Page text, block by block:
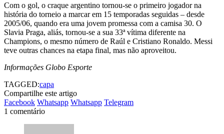
Com o gol, o craque argentino tornou-se o primeiro jogador na
história do torneio a marcar em 15 temporadas seguidas – desde
2005/06, quando era uma jovem promessa com a camisa 30. O
Slavia Praga, aliás, tornou-se a sua 33ª vítima diferente na
Champions, o mesmo número de Raúl e Cristiano Ronaldo. Messi
teve outras chances na etapa final, mas não aproveitou.
Informações Globo Esporte
TAGGED:capa
Compartilhe este artigo
Facebook Whatsapp Whatsapp Telegram
1 comentário